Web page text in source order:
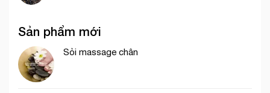
Sản phẩm mới
Sỏi massage chân